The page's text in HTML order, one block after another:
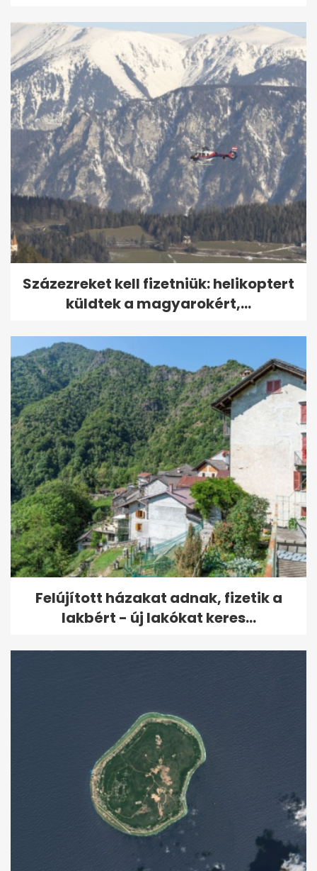
Százezreket kell fizetniük: helikoptert
küldtek a magyarokért,...
Felújított házakat adnak, fizetik a
lakbért - új lakókat keres...